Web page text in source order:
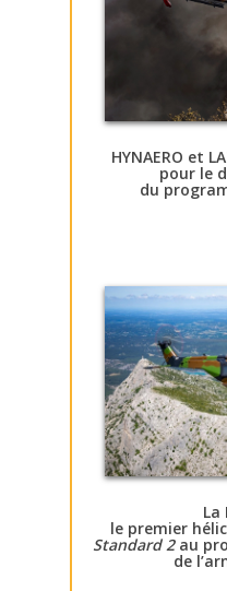
HYNAERO et
pour le
du
La
le premier
Standard 2au
de